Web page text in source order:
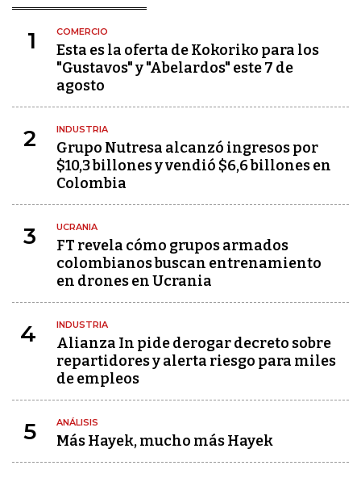
1 COMERCIO
Esta es la oferta de Kokoriko para los
"Gustavos" y "Abelardos" este 7 de
agosto
2 INDUSTRIA
Grupo Nutresa alcanzó ingresos por
$10,3 billones y vendió $6,6 billones en
Colombia
3 UCRANIA
FT revela cómo grupos armados
colombianos buscan entrenamiento
en drones en Ucrania
4 INDUSTRIA
Alianza In pide derogar decreto sobre
repartidores y alerta riesgo para miles
de empleos
5 ANÁLISIS
Más Hayek, mucho más Hayek